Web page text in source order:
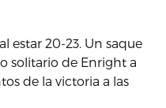
estar 20-23. Un saque
solitario de Enright a
de la victoria a las